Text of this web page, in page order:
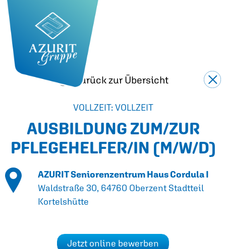
Zurück zur Übersicht
VOLLZEIT: VOLLZEIT
AUSBILDUNG ZUM/ZUR
PFLEGEHELFER/IN (M/W/D)
AZURIT Seniorenzentrum Haus Cordula I
Waldstraße 30, 64760 Oberzent Stadtteil
Kortelshütte
Jetzt online bewerben